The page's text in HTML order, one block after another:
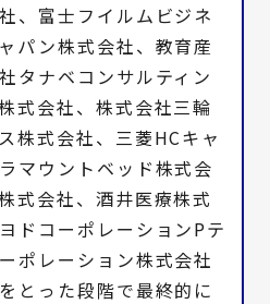
、富士フイルムビジネ
パン株式会社、教育産
タナベコンサルティン
式会社、株式会社三輪
株式会社、三菱HCキャ
マウントベッド株式会
式会社、酒井医療株式
ドコーポレーションPテ
ポレーション株式会社
とった段階で最終的に